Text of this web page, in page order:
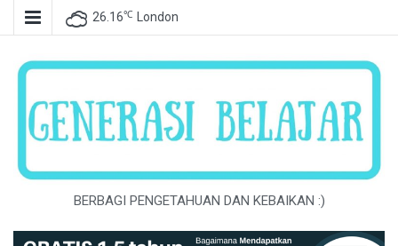
26.16℃ London
BERBAGI PENGETAHUAN DAN KEBAIKAN :)